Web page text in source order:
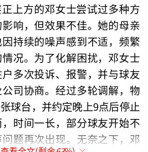
上方的邓女士尝试过多种方
响，但效果不佳。她的母亲
持续的噪声感到不适，频繁
况。为了化解困扰，邓女士
多次投诉、报警，并与球友
司协商。经过多轮调解，物
球台，并约定晚上9点后停止
时间一长，部分球友开始不
题再次出现。无奈之下，邓